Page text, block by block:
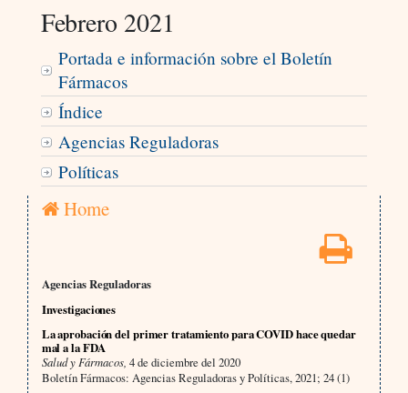
Febrero 2021
Portada e información sobre el Boletín
Fármacos
Índice
Agencias Reguladoras
Políticas
Home
Agencias Reguladoras
Investigaciones
La aprobación del primer tratamiento para COVID hace quedar
mal a la FDA
Salud y Fármacos, 4 de diciembre del 2020
Boletín Fármacos: Agencias Reguladoras y Políticas, 2021; 24 (1)